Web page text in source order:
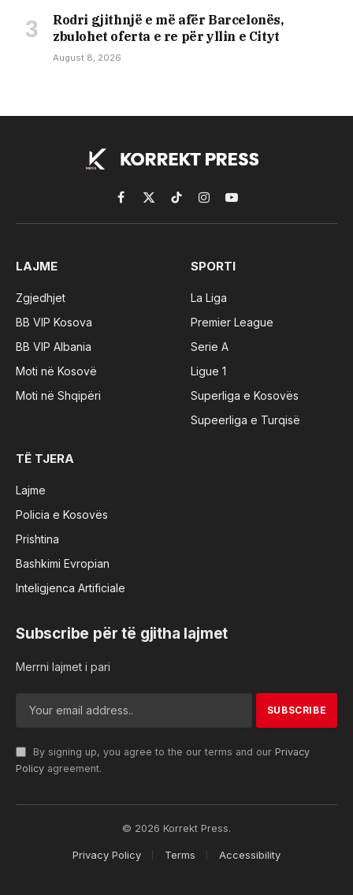
Rodri gjithnjë e më afër Barcelonës,
zbulohet oferta e re për yllin e Cityt
August 8, 2026
Facebook
X
(Twitter)
TikTokInstagramYouTube
LAJME
Zgjedhjet
BB VIP Kosova
BB VIP Albania
Moti në Kosovë
Moti në Shqipëri
SPORTI
La Liga
Premier League
Serie A
Ligue 1
Superliga e Kosovës
Supeerliga e Turqisë
TË TJERA
Lajme
Policia e Kosovës
Prishtina
Bashkimi Evropian
Inteligjenca Artificiale
Subscribe për të gjitha lajmet
Merrni lajmet i pari
By signing up, you agree to the our terms and our Privacy
Policy agreement.
© 2026 Korrekt Press.
Privacy Policy Terms Accessibility